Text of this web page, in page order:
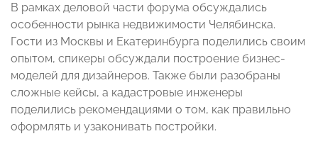
В рамках деловой части форума обсуждались
особенности рынка недвижимости Челябинска.
Гости из Москвы и Екатеринбурга поделились своим
опытом, спикеры обсуждали построение бизнес-
моделей для дизайнеров. Также были разобраны
сложные кейсы, а кадастровые инженеры
поделились рекомендациями о том, как правильно
оформлять и узаконивать постройки.